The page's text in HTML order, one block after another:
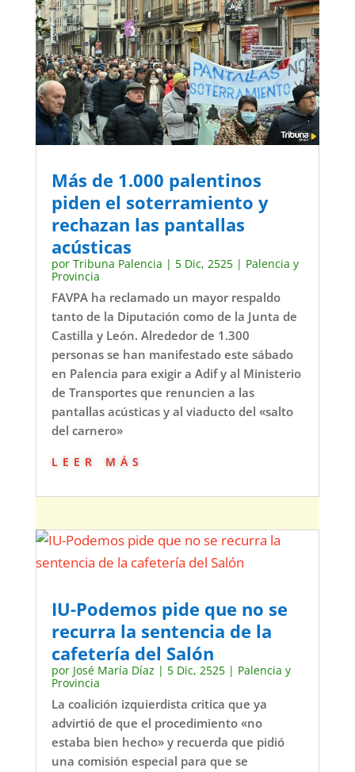
Más de 1.000 palentinos
piden el soterramiento y
rechazan las pantallas
acústicas
por Tribuna Palencia | 5 Dic, 2525| Palencia y
Provincia
FAVPA ha reclamado un mayor respaldo
tanto de la Diputación como de la Junta de
Castilla y León. Alrededor de 1.300
personas se han manifestado este sábado
en Palencia para exigir a Adif y al Ministerio
de Transportes que renuncien a las
pantallas acústicas y al viaducto del «salto
del carnero»
leer más
IU-Podemos pide que no se
recurra la sentencia de la
cafetería del Salón
por José María Díaz | 5 Dic, 2525| Palencia y
Provincia
La coalición izquierdista critica que ya
advirtió de que el procedimiento «no
estaba bien hecho» y recuerda que pidió
una comisión especial para que se